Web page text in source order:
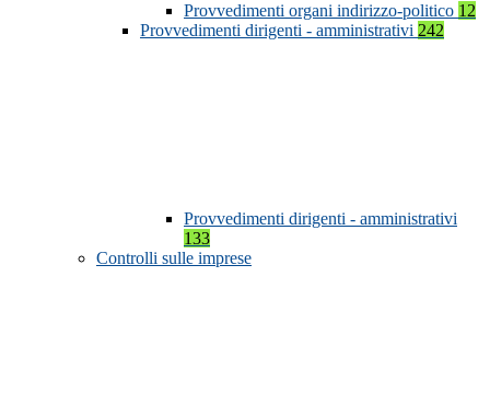
Provvedimenti organi indirizzo-politico 12
Provvedimenti dirigenti - amministrativi 242
Provvedimenti dirigenti - amministrativi
133
Controlli sulle imprese